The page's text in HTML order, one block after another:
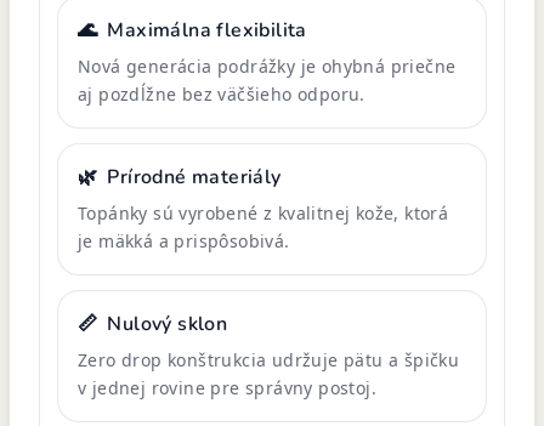
🌊 Maximálna flexibilita
Nová generácia podrážky je ohybná priečne
aj pozdĺžne bez väčšieho odporu.
🌿 Prírodné materiály
Topánky sú vyrobené z kvalitnej kože, ktorá
je mäkká a prispôsobivá.
📏 Nulový sklon
Zero drop konštrukcia udržuje pätu a špičku
v jednej rovine pre správny postoj.